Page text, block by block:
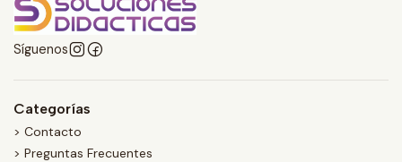
Síguenos
Categorías
> Contacto
> Preguntas Frecuentes